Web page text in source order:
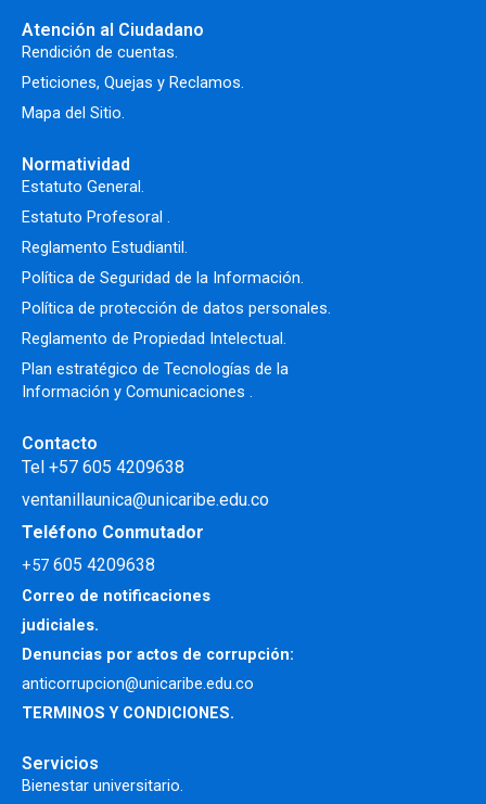
Atención al Ciudadano
Rendición de cuentas.
Peticiones, Quejas y Reclamos.
Mapa del Sitio.
Normatividad
Estatuto General.
Estatuto Profesoral .
Reglamento Estudiantil.
Política de Seguridad de la Información.
Política de protección de datos personales.
Reglamento de Propiedad Intelectual.
Plan estratégico de Tecnologías de la
Información y Comunicaciones .
Contacto
Tel +57 605 4209638
ventanillaunica@unicaribe.edu.co
Teléfono Conmutador
+57 605 4209638
Correo de notificaciones
judiciales.
Denuncias por actos de corrupción:
anticorrupcion@unicaribe.edu.co
TERMINOS Y CONDICIONES.
Servicios
Bienestar universitario.